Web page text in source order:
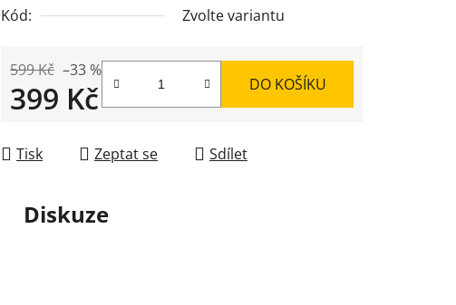
Kód:
Zvolte variantu
599 Kč –33 %
399 Kč DO KOŠÍKU
Tisk Zeptat se Sdílet
Diskuze